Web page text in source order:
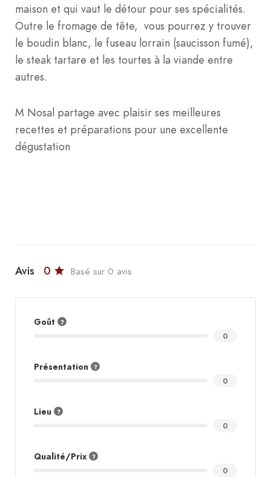
maison et qui vaut le détour pour ses spécialités.
Outre le fromage de tête, vous pourrez y trouver
le boudin blanc, le fuseau lorrain (saucisson fumé),
le steak tartare et les tourtes à la viande entre
autres.
M Nosal partage avec plaisir ses meilleures
recettes et préparations pour une excellente
dégustation
Avis 0 Basé sur 0 avis
Goût
0
Présentation
0
Lieu
0
Qualité/Prix
0